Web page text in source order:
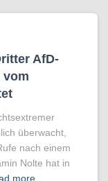
AfD-
vom
überwacht,
nach einem
Nolte hat in
more